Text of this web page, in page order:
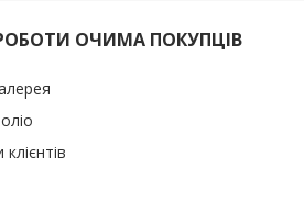
ОЧИМА ПОКУПЦІВ
клієнтів